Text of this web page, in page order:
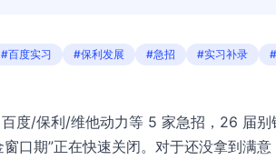
#百度实习 #保利发展 #急招 #实习补录
度/保利/维他动力等 5 家急招，26 届别
口期”正在快速关闭。对于还没拿到满